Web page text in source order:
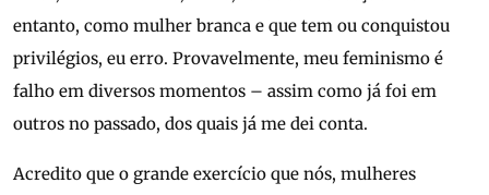
entanto, como mulher branca e que tem ou conquistou
privilégios, eu erro. Provavelmente, meu feminismo é
falho em diversos momentos – assim como já foi em
outros no passado, dos quais já me dei conta.
Acredito que o grande exercício que nós, mulheres